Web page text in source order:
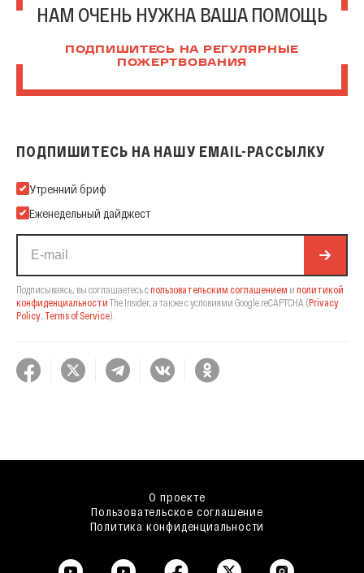
НАМ ОЧЕНЬ НУЖНА ВАША ПОМОЩЬ
ПОДПИШИТЕСЬ НА РЕГУЛЯРНЫЕ
ПОЖЕРТВОВАНИЯ
ПОДПИШИТЕСЬ НА НАШУ EMAIL-РАССЫЛКУ
Подпишитесь на нашу Email-рассылку
Утренний бриф
Еженедельный дайджест
Подписываясь, вы соглашаетесь спользовательским соглашением и политикой
конфиденциальности The Insider, а также с условиями Google reCAPTCHA (Privacy
Policy, Terms of Service).
О проекте
Пользовательское соглашение
Политика конфиденциальности